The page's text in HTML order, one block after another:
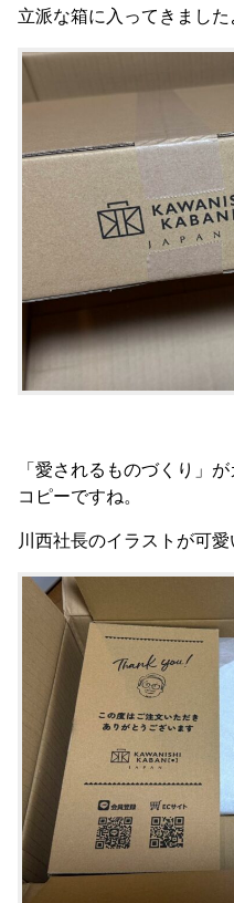
ルペーパー」です。 やぶれ
立派な箱に入ってきました
「愛されるものづくり」
コピーですね。
川西社長のイラストが可愛